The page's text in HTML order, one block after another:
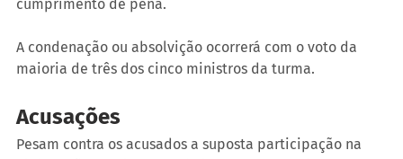
cumprimento de pena.
A condenação ou absolvição ocorrerá com o voto da
maioria de três dos cinco ministros da turma.
Acusações
Pesam contra os acusados a suposta participação na